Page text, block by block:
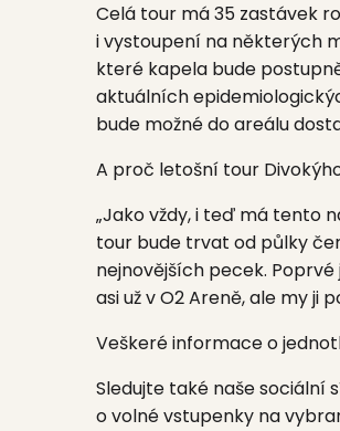
Celá tour má 35 zastávek
i vystoupení na některých
které kapela bude
aktuálních
bude možné do areálu
A proč letošní tour
„Jako vždy, i teď má tento
tour bude trvat od půlky
nejnovějších pecek.
asi už v O2 Areně, ale my ji
Veškeré informace o
Sledujte také naše sociální
o volné vstupenky na